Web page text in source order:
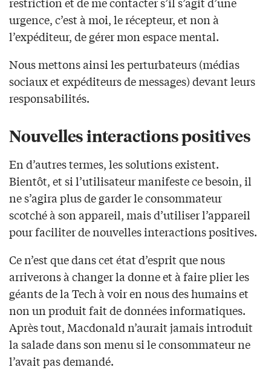
urgence, c’est à moi, le récepteur, et non à
l’expéditeur, de gérer mon espace mental.
Nous mettons ainsi les perturbateurs (médias
sociaux et expéditeurs de messages) devant leurs
responsabilités.
Nouvelles interactions positives
En d’autres termes, les solutions existent.
Bientôt, et si l’utilisateur manifeste ce besoin, il
ne s’agira plus de garder le consommateur
scotché à son appareil, mais d’utiliser l’appareil
pour faciliter de nouvelles interactions positives.
Ce n’est que dans cet état d’esprit que nous
arriverons à changer la donne et à faire plier les
géants de la Tech à voir en nous des humains et
non un produit fait de données informatiques.
Après tout, Macdonald n’aurait jamais introduit
la salade dans son menu si le consommateur ne
l’avait pas demandé.